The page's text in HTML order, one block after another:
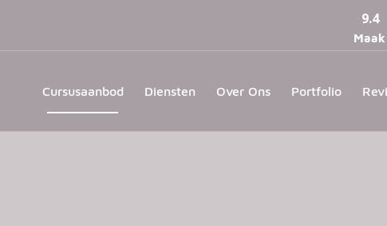
9.4
Cursusaanbod Diensten Over Ons Portfolio